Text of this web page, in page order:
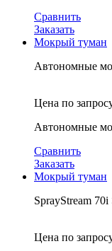
Сравнить
Заказать
Мокрый туман
Автономные
Цена по
Автономные
Сравнить
Заказать
Мокрый туман
SprayStream
Цена по